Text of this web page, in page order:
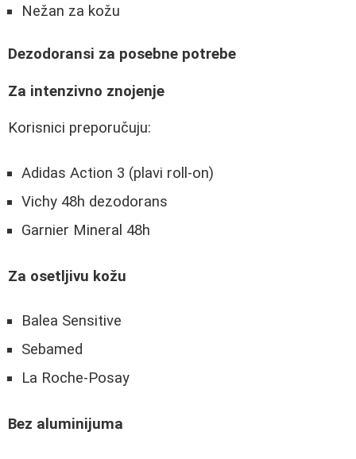
Nežan za kožu
Dezodoransi za posebne potrebe
Za intenzivno znojenje
Korisnici preporučuju:
Adidas Action 3 (plavi roll-on)
Vichy 48h dezodorans
Garnier Mineral 48h
Za osetljivu kožu
Balea Sensitive
Sebamed
La Roche-Posay
Bez aluminijuma